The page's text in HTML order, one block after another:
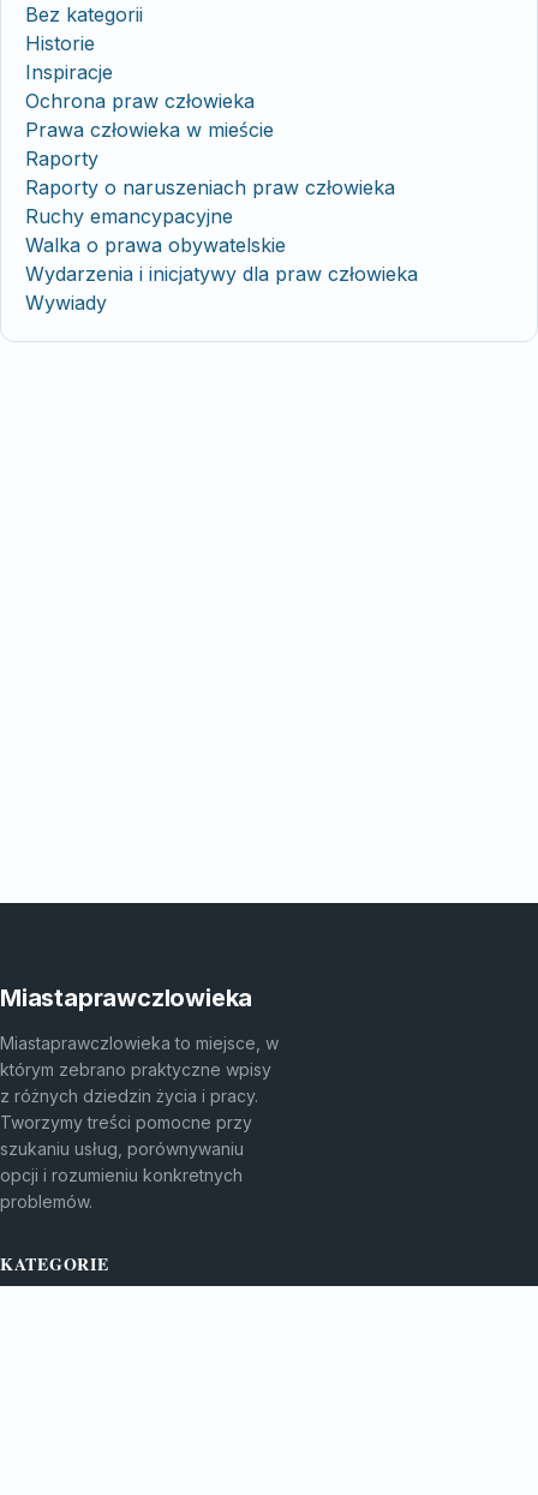
Bez kategorii
Historie
Inspiracje
Ochrona praw człowieka
Prawa człowieka w mieście
Raporty
Raporty o naruszeniach praw człowieka
Ruchy emancypacyjne
Walka o prawa obywatelskie
Wydarzenia i inicjatywy dla praw człowieka
Wywiady
Miastaprawczlowieka
Miastaprawczlowieka to miejsce, w
którym zebrano praktyczne wpisy
z różnych dziedzin życia i pracy.
Tworzymy treści pomocne przy
szukaniu usług, porównywaniu
opcji i rozumieniu konkretnych
problemów.
KATEGORIE